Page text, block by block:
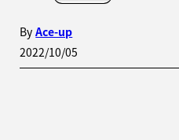
By Ace-up
2022/10/05